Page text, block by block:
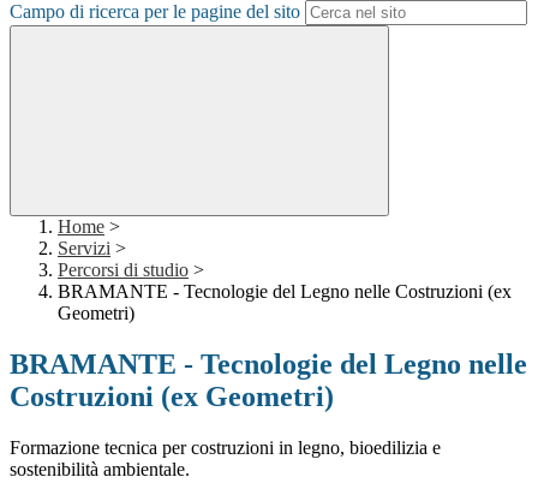
Campo di ricerca per le pagine del sito
Home >
Servizi >
Percorsi di studio >
BRAMANTE - Tecnologie del Legno nelle Costruzioni (ex
Geometri)
BRAMANTE - Tecnologie del Legno nelle
Costruzioni (ex Geometri)
Formazione tecnica per costruzioni in legno, bioedilizia e
sostenibilità ambientale.